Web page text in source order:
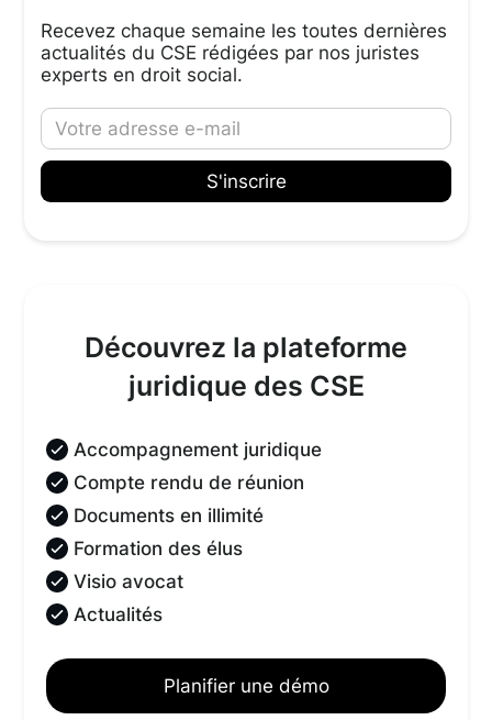
Recevez chaque semaine les toutes dernières
actualités du CSE rédigées par nos juristes
experts en droit social.
Découvrez la plateforme
juridique des CSE
Accompagnement juridique
Compte rendu de réunion
Documents en illimité
Formation des élus
Visio avocat
Actualités
Planifier une démo